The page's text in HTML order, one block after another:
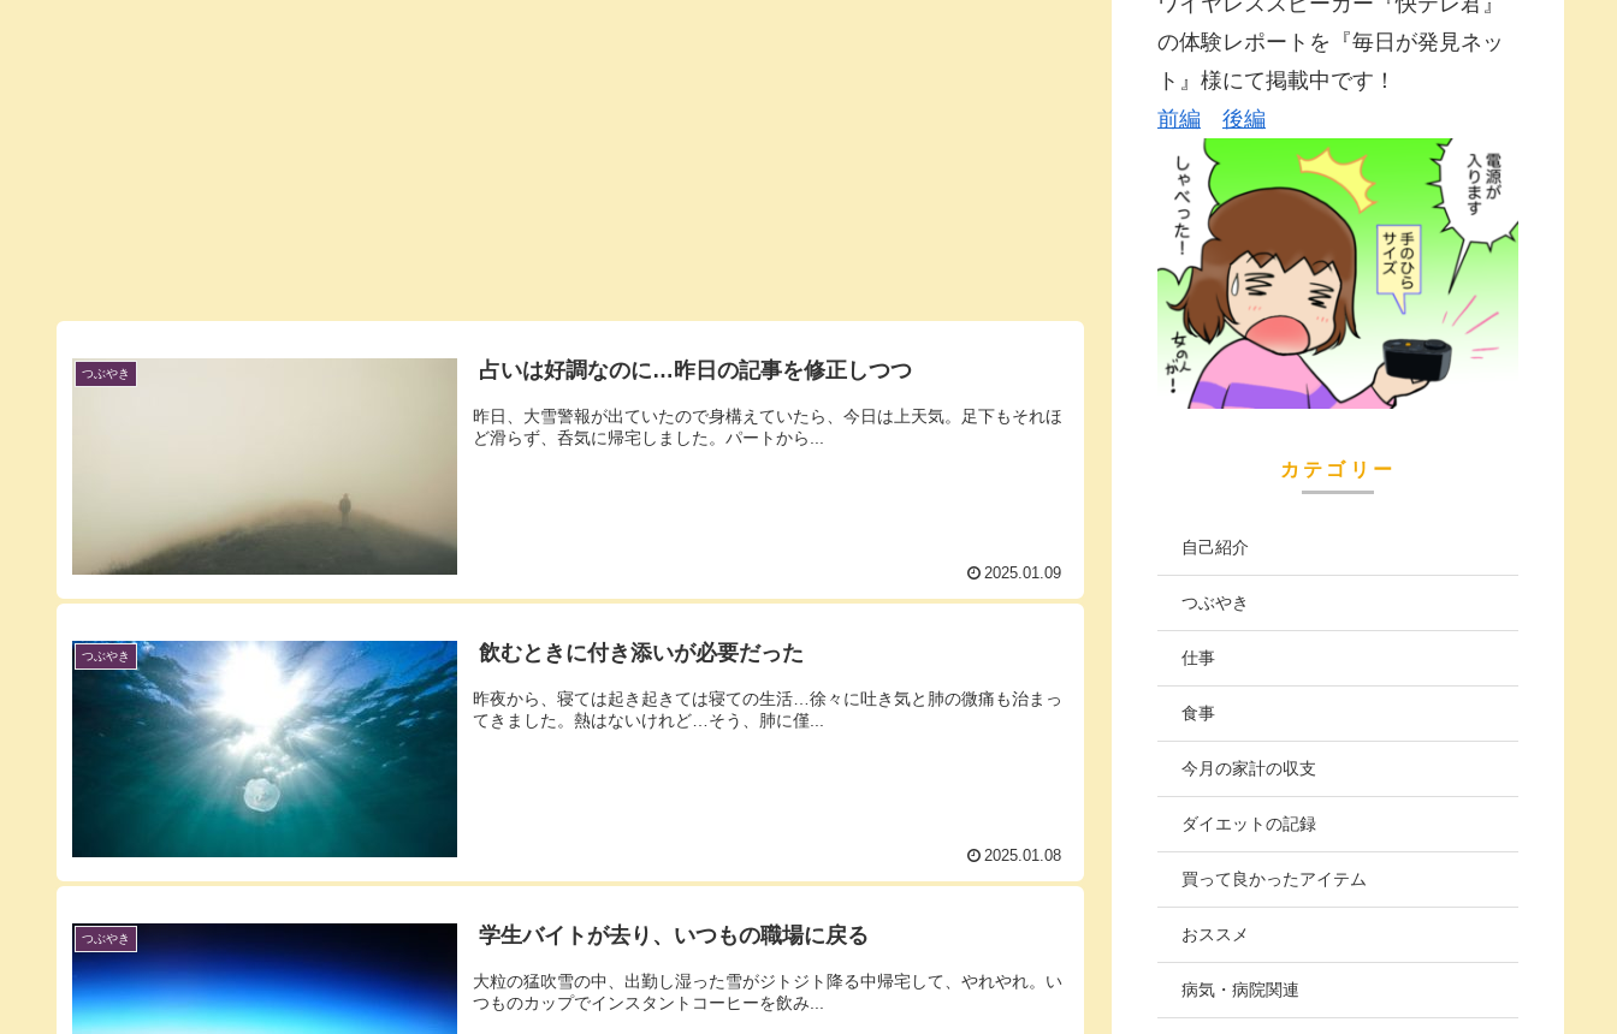
つぶやき 占いは好調なのに…昨日の記事を修正しつつ
昨日、大雪警報が出ていたので身構えていたら、今日は上天気。足下もそれほ
ど滑らず、呑気に帰宅しました。パートから...
2025.01.09
つぶやき 飲むときに付き添いが必要だった
昨夜から、寝ては起き起きては寝ての生活…徐々に吐き気と肺の微痛も治まっ
てきました。熱はないけれど…そう、肺に僅...
2025.01.08
つぶやき 学生バイトが去り、いつもの職場に戻る
大粒の猛吹雪の中、出勤し湿った雪がジトジト降る中帰宅して、やれやれ。い
つものカップでインスタントコーヒーを飲み...
の体験レポートを『毎日が発見ネッ
ト』様にて掲載中です！
前編
後編
カテゴリー
自己紹介
つぶやき
仕事
食事
今月の家計の収支
ダイエットの記録
買って良かったアイテム
おススメ
病気・病院関連